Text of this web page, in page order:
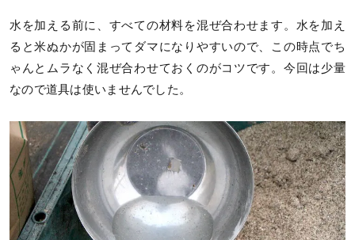
水を加える前に、すべての材料を混ぜ合わせます。水を加え
ると米ぬかが固まってダマになりやすいので、この時点でち
ゃんとムラなく混ぜ合わせておくのがコツです。今回は少量
なので道具は使いませんでした。